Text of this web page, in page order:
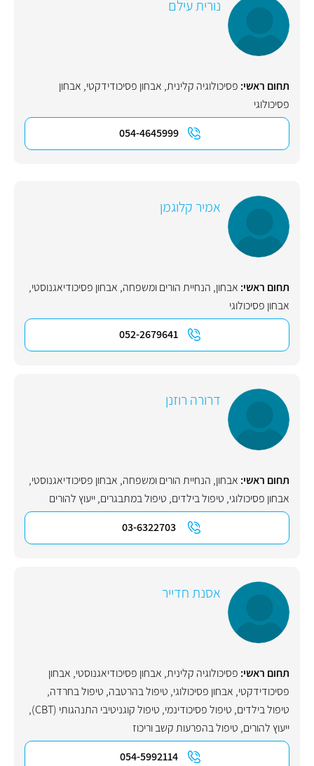
נורית עילם
תחום ראשי: פסיכולוגיה קלינית, אבחון פסיכודידקטי, אבחון
פסיכולוגי
054-4645999
אמיר קלוגמן
תחום ראשי: אבחון, הנחיית הורים ומשפחה, אבחון פסיכודיאגנוסטי,
אבחון פסיכולוגי
052-2679641
דרורה רוזנן
תחום ראשי: אבחון, הנחיית הורים ומשפחה, אבחון פסיכודיאגנוסטי,
אבחון פסיכולוגי, טיפול בילדים, טיפול במתבגרים,ייעוץ להורים
03-6322703
אסנת חדייר
תחום ראשי: פסיכולוגיה קלינית, אבחון פסיכודיאגנוסטי, אבחון
פסיכודידקטי, אבחון פסיכולוגי, טיפול בהרטבה, טיפול בחרדה,
טיפול בילדים, טיפול פסיכודינמי, טיפול קוגניטיבי התנהגותי (CBT)
,
ייעוץ להורים, טיפול בהפרעות קשב וריכוז
054-5992114